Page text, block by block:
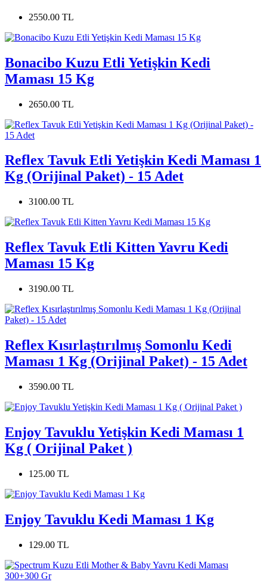
2550.00 TL
Bonacibo Kuzu Etli Yetişkin Kedi
Maması 15 Kg
2650.00 TL
Reflex Tavuk Etli Yetişkin Kedi Maması 1
Kg (Orijinal Paket) - 15 Adet
3100.00 TL
Reflex Tavuk Etli Kitten Yavru Kedi
Maması 15 Kg
3190.00 TL
Reflex Kısırlaştırılmış Somonlu Kedi
Maması 1 Kg (Orijinal Paket) - 15 Adet
3590.00 TL
Enjoy Tavuklu Yetişkin Kedi Maması 1
Kg ( Orijinal Paket )
125.00 TL
Enjoy Tavuklu Kedi Maması 1 Kg
129.00 TL